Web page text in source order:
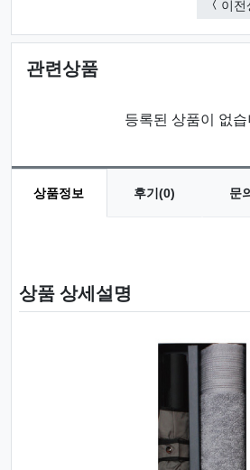
이전
관련상품
등록된 상품이 없
상품정보 후기(0) 문
상품 상세설명